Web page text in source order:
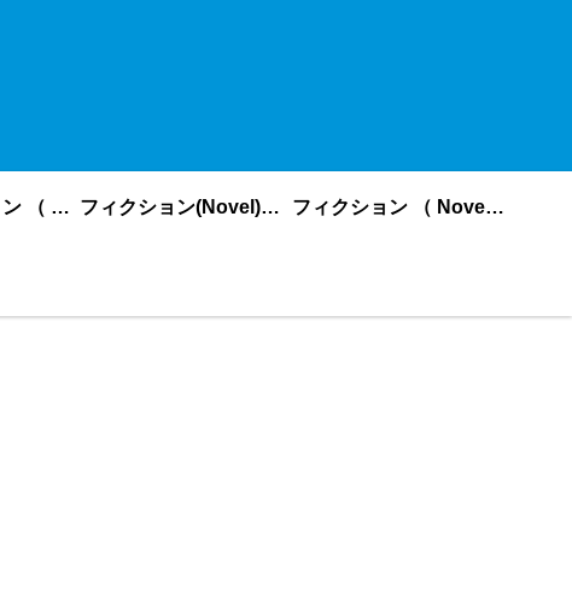
ノンフィクション （ nonfiction ） あいうえお順 フィクション(Novel)更新順 フィクション （ Novel ） あいうえお順